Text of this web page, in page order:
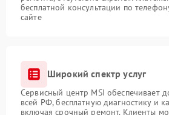
бесплатной консультации по
сайте
Широкий спектр услуг
Сервисный центр MSI обеспечивает
всей РФ, бесплатную диагностику и
включая срочный ремонт. Клиенты